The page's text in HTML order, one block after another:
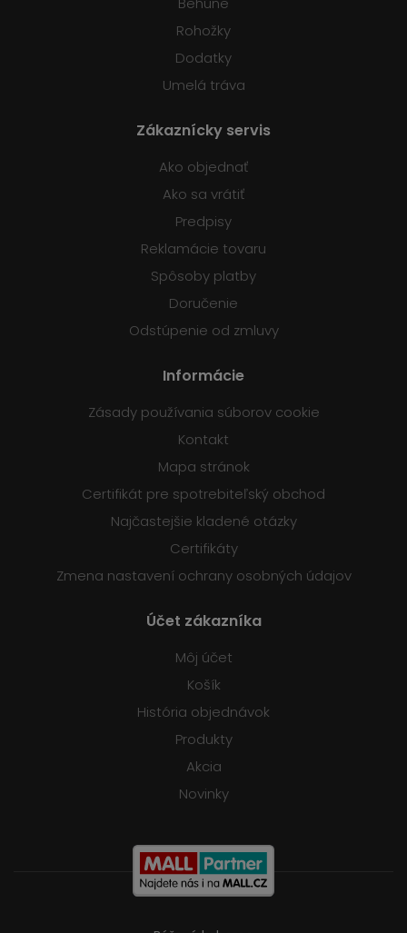
Rohožky
Dodatky
Umelá tráva
Zákaznícky servis
Ako objednať
Ako sa vrátiť
Predpisy
Reklamácie tovaru
Spôsoby platby
Doručenie
Odstúpenie od zmluvy
Informácie
Zásady používania súborov cookie
Kontakt
Mapa stránok
Certifikát pre spotrebiteľský obchod
Najčastejšie kladené otázky
Certifikáty
Zmena nastavení ochrany osobných údajov
Účet zákazníka
Môj účet
Košík
História objednávok
Produkty
Akcia
Novinky